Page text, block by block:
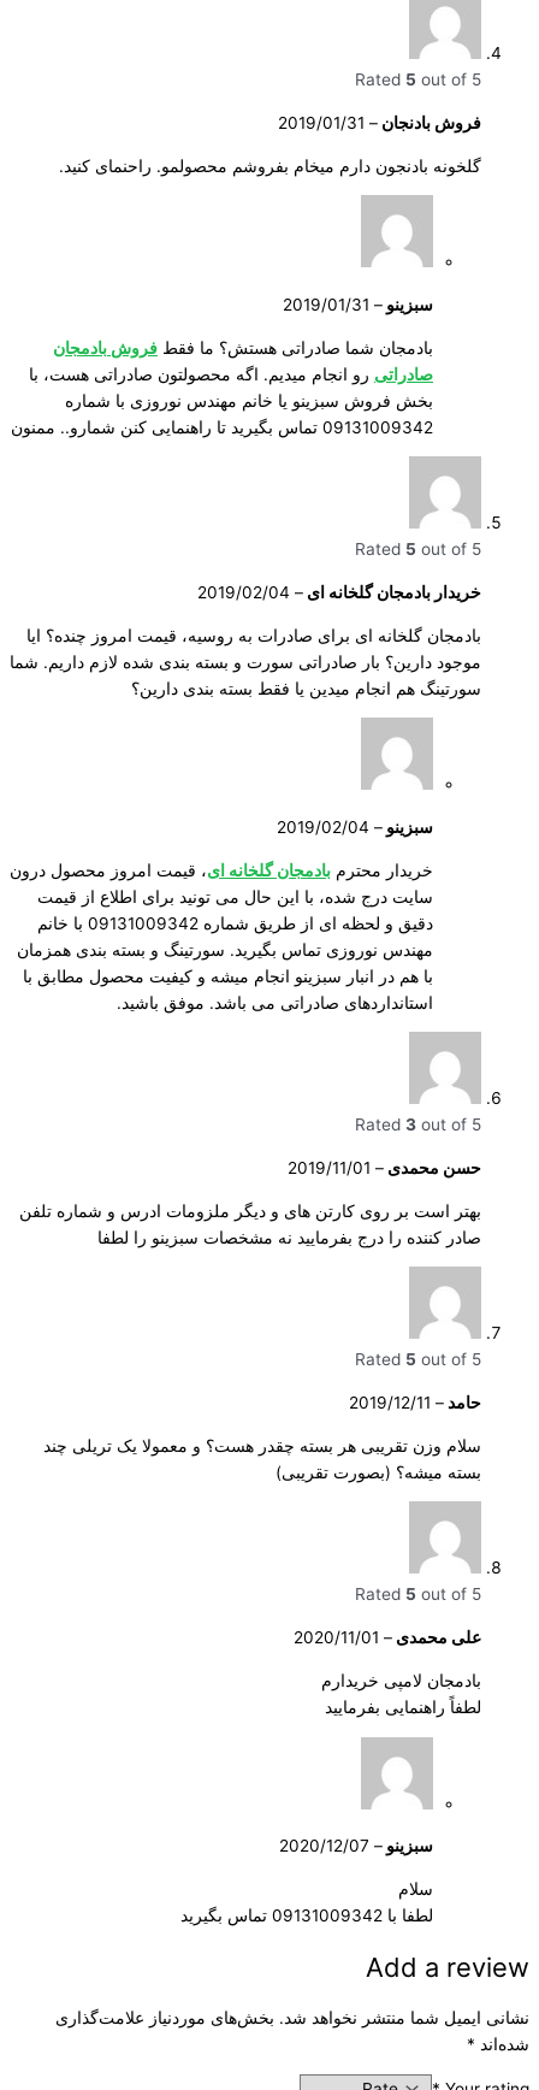
Rated 5 out of 5
فروش بادنجان –
2019/01/31
گلخونه بادنجون دارم میخام بفروشم محصولمو. راحنمای کنید.
سبزینو –
2019/01/31
بادمجان شما صادراتی هستش؟ ما فقط فروش بادمجان
صادراتی رو انجام میدیم. اگه محصولتون صادراتی هست، با
بخش فروش سبزینو یا خانم مهندس نوروزی با شماره
09131009342 تماس بگیرید تا راهنمایی کنن شمارو.. ممنون
Rated 5 out of 5
خریدار بادمجان گلخانه ای –
2019/02/04
بادمجان گلخانه ای برای صادرات به روسیه، قیمت امروز چنده؟ ایا
موجود دارین؟ بار صادراتی سورت و بسته بندی شده لازم داریم. شما
سورتینگ هم انجام میدین یا فقط بسته بندی دارین؟
سبزینو –
2019/02/04
خریدار محترم بادمجان گلخانه ای، قیمت امروز محصول درون
سایت درج شده، با این حال می تونید برای اطلاع از قیمت
دقیق و لحظه ای از طریق شماره 09131009342 با خانم
مهندس نوروزی تماس بگیرید. سورتینگ و بسته بندی همزمان
با هم در انبار سبزینو انجام میشه و کیفیت محصول مطابق با
استانداردهای صادراتی می باشد. موفق باشید.
Rated 3 out of 5
حسن محمدی –
2019/11/01
بهتر است بر روی کارتن های و دیگر ملزومات ادرس و شماره تلفن
صادر کننده را درج بفرمایید نه مشخصات سبزینو را لطفا
Rated 5 out of 5
حامد–
2019/12/11
سلام وزن تقریبی هر بسته چقدر هست؟ و معمولا یک تریلی چند
بسته میشه؟ (بصورت تقریبی)
Rated 5 out of 5
علی محمدی –
2020/11/01
بادمجان لامپی خریدارم
لطفاً راهنمایی بفرمایید
سبزینو –
2020/12/07
سلام
لطفا با 09131009342 تماس بگیرید
Add a review
نشانی ایمیل شما منتشر نخواهد شد. بخش‌های موردنیاز علامت‌گذاری
شده‌اند *